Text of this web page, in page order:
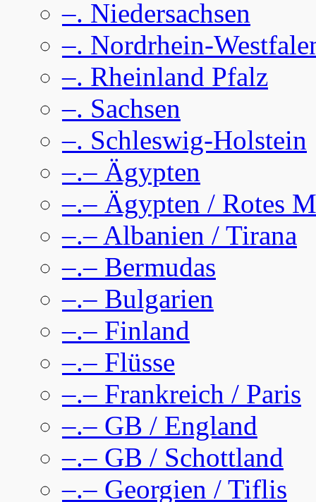
–. Niedersachsen
–. Nordrhein-
–. Rheinland Pfalz
–. Sachsen
–. Schleswig-Holstein
–.– Ägypten
–.– Ägypten / Rotes
–.– Albanien / Tirana
–.– Bermudas
–.– Bulgarien
–.– Finland
–.– Flüsse
–.– Frankreich / Paris
–.– GB / England
–.– GB / Schottland
–.– Georgien / Tiflis